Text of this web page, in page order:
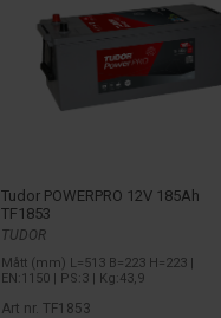
Tudor POWERPRO 12V 185Ah
TF1853
TUDOR
Mått (mm) L=513 B=223 H=223 |
EN:1150 | PS:3 | Kg:43,9
Art nr. TF1853